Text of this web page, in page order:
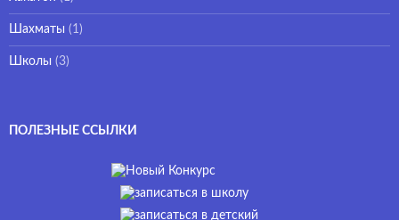
Шахматы (1)
Школы (3)
ПОЛЕЗНЫЕ ССЫЛКИ